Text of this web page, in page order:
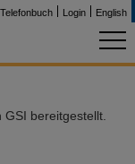
Telefonbuch Login English
bereitgestellt.